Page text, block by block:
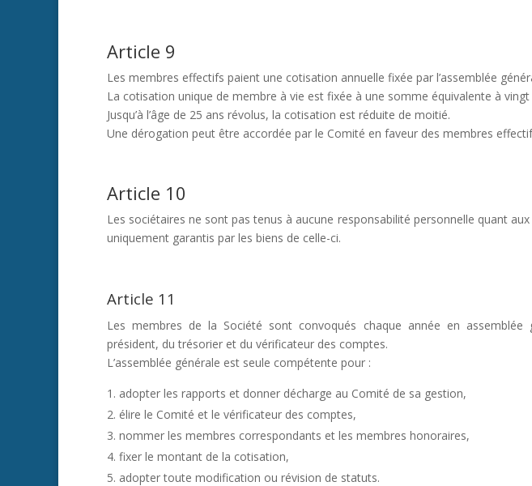
Article 9
Les membres effectifs paient une cotisation annuelle fixée par l’assemblée
La cotisation unique de membre à vie est fixée à une somme équivalente à
Jusqu’à l’âge de 25 ans révolus, la cotisation est réduite de moitié.
Une dérogation peut être accordée par le Comité en faveur des membres
Article 10
Les sociétaires ne sont pas tenus à aucune responsabilité personnelle quant
uniquement garantis par les biens de celle-ci.
Article 11
Les membres de la Société sont convoqués chaque année en
président, du trésorier et du vérificateur des comptes.
L’assemblée générale est seule compétente pour :
adopter les rapports et donner décharge au Comité de sa gestion,
élire le Comité et le vérificateur des comptes,
nommer les membres correspondants et les membres honoraires,
fixer le montant de la cotisation,
adopter toute modification ou révision de statuts.